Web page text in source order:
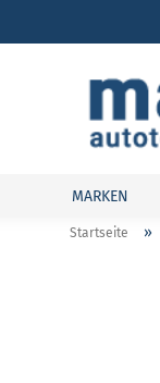
MARKEN
Startseite »